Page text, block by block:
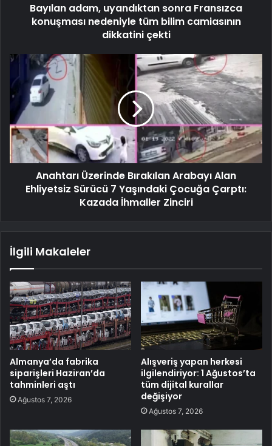
Bayılan adam, uyandıktan sonra Fransızca
konuşması nedeniyle tüm bilim camiasının
dikkatini çekti
Anahtarı Üzerinde Bırakılan Arabayı Alan
Ehliyetsiz Sürücü 7 Yaşındaki Çocuğa Çarptı:
Kazada İhmaller Zinciri
İlgili Makaleler
Almanya’da fabrika
siparişleri Haziran’da
tahminleri aştı
Ağustos 7, 2026
Alışveriş yapan herkesi
ilgilendiriyor: 1 Ağustos’ta
tüm dijital kurallar
değişiyor
Ağustos 7, 2026